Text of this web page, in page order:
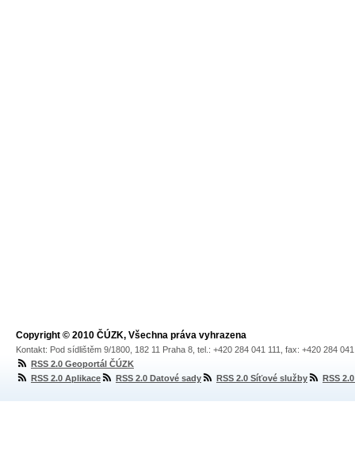
Copyright © 2010 ČÚZK, Všechna práva vyhrazena
Kontakt: Pod sídlištěm 9/1800, 182 11 Praha 8, tel.: +420 284 041 111, fax: +420 284
RSS 2.0 Geoportál ČÚZK
RSS 2.0 Aplikace
RSS 2.0 Datové sady RSS 2.0 Síťové služby RSS